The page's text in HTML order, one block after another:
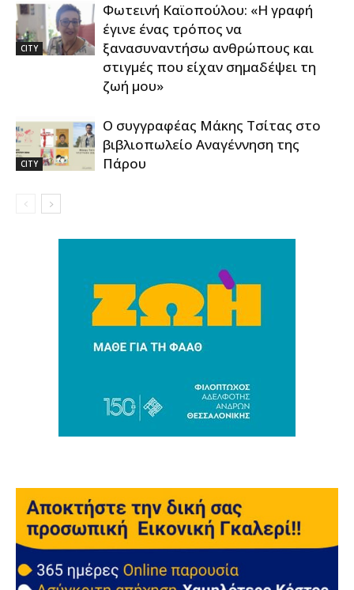
CITY
Φωτεινή Καϊοπούλου: «Η γραφή
έγινε ένας τρόπος να
ξανασυναντήσω ανθρώπους και
στιγμές που είχαν σημαδέψει τη
ζωή μου»
CITY
Ο συγγραφέας Μάκης Τσίτας στο
βιβλιοπωλείο Αναγέννηση της
Πάρου